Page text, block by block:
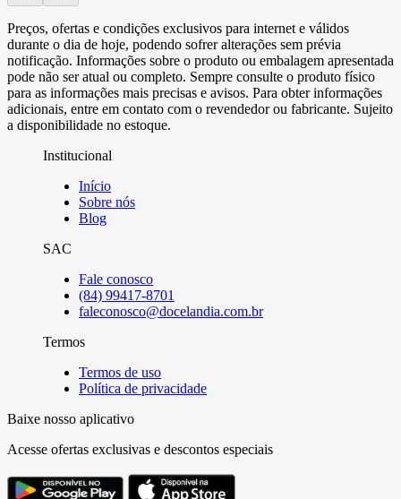
Preços, ofertas e condições exclusivos para internet e válidos
durante o dia de hoje, podendo sofrer alterações sem prévia
notificação. Informações sobre o produto ou embalagem apresentada
pode não ser atual ou completo. Sempre consulte o produto físico
para as informações mais precisas e avisos. Para obter informações
adicionais, entre em contato com o revendedor ou fabricante. Sujeito
a disponibilidade no estoque.
Institucional
Início
Sobre nós
Blog
SAC
Fale conosco
(84) 99417-8701
faleconosco@docelandia.com.br
Termos
Termos de uso
Política de privacidade
Baixe nosso aplicativo
Acesse ofertas exclusivas e descontos especiais